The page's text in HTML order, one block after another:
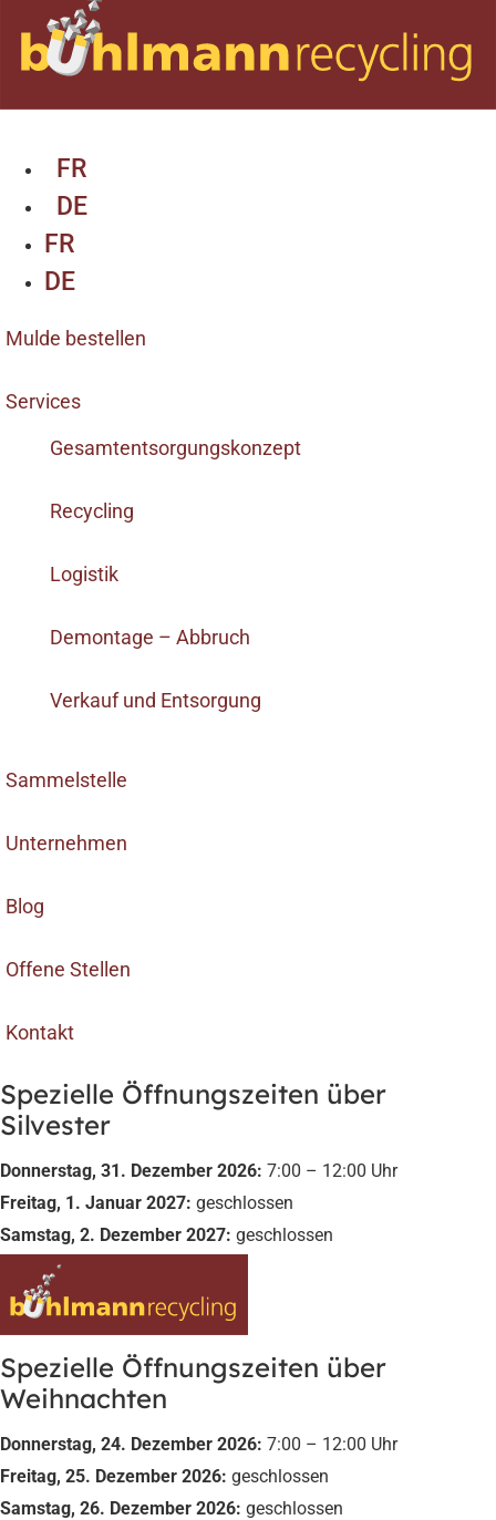
FR
DE
FR
DE
Mulde bestellen
Services
Gesamtentsorgungskonzept
Recycling
Logistik
Demontage – Abbruch
Verkauf und Entsorgung
Sammelstelle
Unternehmen
Blog
Offene Stellen
Kontakt
Spezielle Öffnungszeiten über
Silvester
Donnerstag, 31. Dezember 2026: 7:00 – 12:00 Uhr
Freitag, 1. Januar 2027: geschlossen
Samstag, 2. Dezember 2027: geschlossen
Spezielle Öffnungszeiten über
Weihnachten
Donnerstag, 24. Dezember 2026: 7:00 – 12:00 Uhr
Freitag, 25. Dezember 2026: geschlossen
Samstag, 26. Dezember 2026: geschlossen